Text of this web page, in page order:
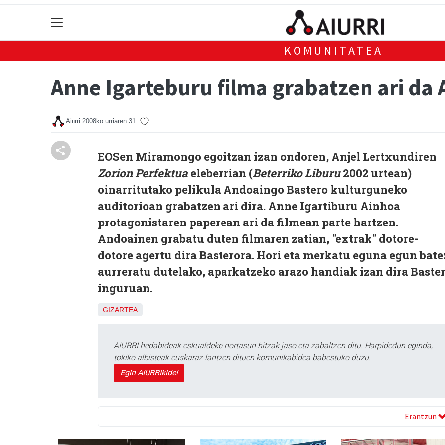
KOMUNITATEA
Anne Igarteburu filma grabatzen ari da
Aiurri 2008ko urriaren 31
EOSen Miramongo egoitzan izan ondoren, Anjel Lertxundiren
Zorion Perfektua eleberrian (Beterriko Liburu2002 urtean)
oinarritutako pelikula Andoaingo Bastero kulturguneko
auditorioan grabatzen ari dira. Anne Igartiburu Ainhoa
protagonistaren paperean ari da filmean parte hartzen.
Andoainen grabatu duten filmaren zatian, "extrak" dotore-
dotore agertu dira Basterora. Hori eta merkatu eguna egun
aurreratu dutelako, aparkatzeko arazo handiak izan dira
inguruan.
GIZARTEA
AIURRI hedabideak eskualdeko nortasun hitzak jaso eta zabaltzen ditu. Harpidedun eginda,
tokiko albisteak euskaraz lantzen dituen komunikabidea babestuko duzu.
Egin AIURRIkide!
Erantzun